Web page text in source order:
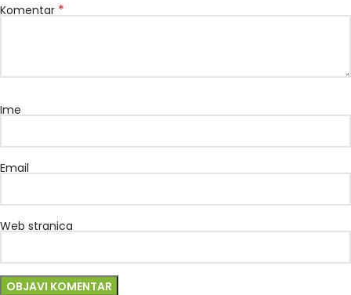
Komentar *
Ime
Email
Web stranica